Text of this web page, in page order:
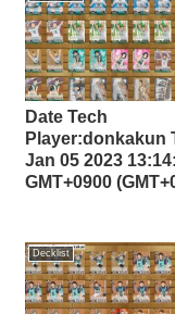
Date Tech
Player:donkakun
Jan 05 2023
GMT+0900
Decklist